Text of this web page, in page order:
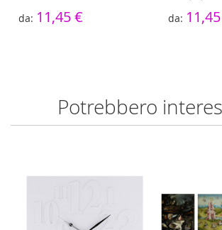
11,45 €
Potrebbero